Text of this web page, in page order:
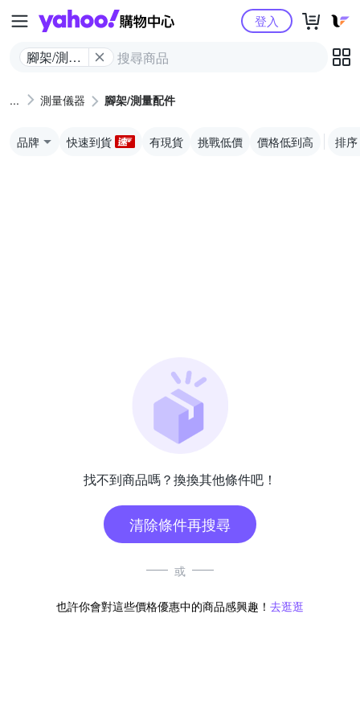
Yahoo購物中心
腳架/測量
登入
測量儀器 腳架/測量配件
品牌 快速到貨 有現貨 挑戰低價 價格低到高 排序
找不到商品嗎？換換其他條件吧！
清除條件再搜尋
或
也許你會對這些價格優惠中的商品感興趣！ 去逛逛